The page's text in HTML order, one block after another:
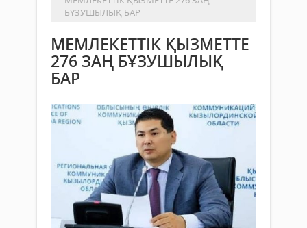
БҰЗУШЫЛЫҚ БАР
МЕМЛЕКЕТТІК ҚЫЗМЕТТЕ
276 ЗАҢ БҰЗУШЫЛЫҚ
БАР